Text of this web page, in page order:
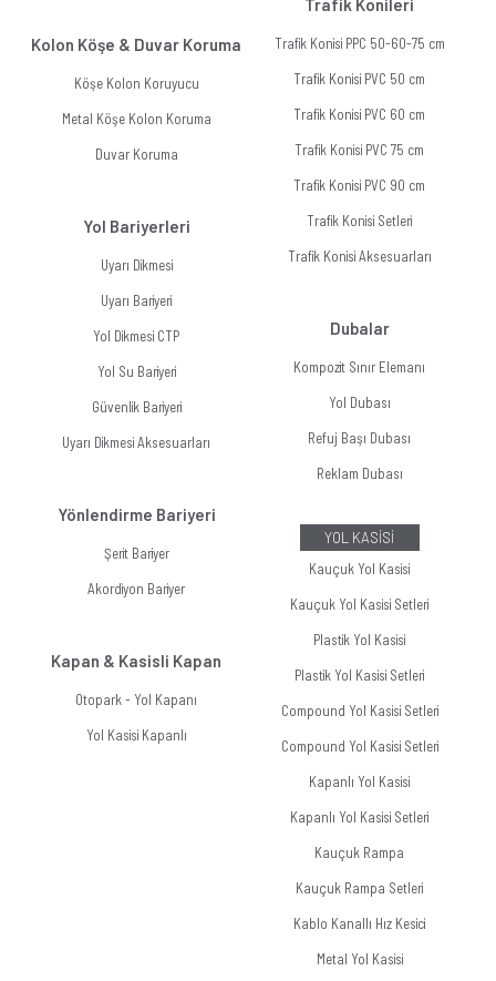
Kolon Köşe & Duvar Koruma
Köşe Kolon Koruyucu
Metal Köşe Kolon Koruma
Duvar Koruma
Yol Bariyerleri
Uyarı Dikmesi
Uyarı Bariyeri
Yol Dikmesi CTP
Yol Su Bariyeri
Güvenlik Bariyeri
Uyarı Dikmesi Aksesuarları
Yönlendirme Bariyeri
Şerit Bariyer
Akordiyon Bariyer
Kapan & Kasisli Kapan
Otopark - Yol Kapanı
Yol Kasisi Kapanlı
Trafik Konileri
Trafik Konisi PPC 50-60-75 cm
Trafik Konisi PVC 50 cm
Trafik Konisi PVC 60 cm
Trafik Konisi PVC 75 cm
Trafik Konisi PVC 90 cm
Trafik Konisi Setleri
Trafik Konisi Aksesuarları
Dubalar
Kompozit Sınır Elemanı
Yol Dubası
Refuj Başı Dubası
Reklam Dubası
YOL KASİSİ
Kauçuk Yol Kasisi
Kauçuk Yol Kasisi Setleri
Plastik Yol Kasisi
Plastik Yol Kasisi Setleri
Compound Yol Kasisi Setleri
Compound Yol Kasisi Setleri
Kapanlı Yol Kasisi
Kapanlı Yol Kasisi Setleri
Kauçuk Rampa
Kauçuk Rampa Setleri
Kablo Kanallı Hız Kesici
Metal Yol Kasisi